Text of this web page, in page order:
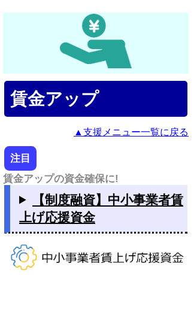
賃金アップ
▲支援メニュー一覧に戻る
注目
賃金アップの資金確保に!
【制度融資】中小事業者賃
上げ応援資金